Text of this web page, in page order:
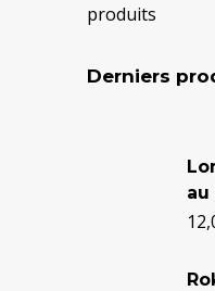
produits
Derniers
au